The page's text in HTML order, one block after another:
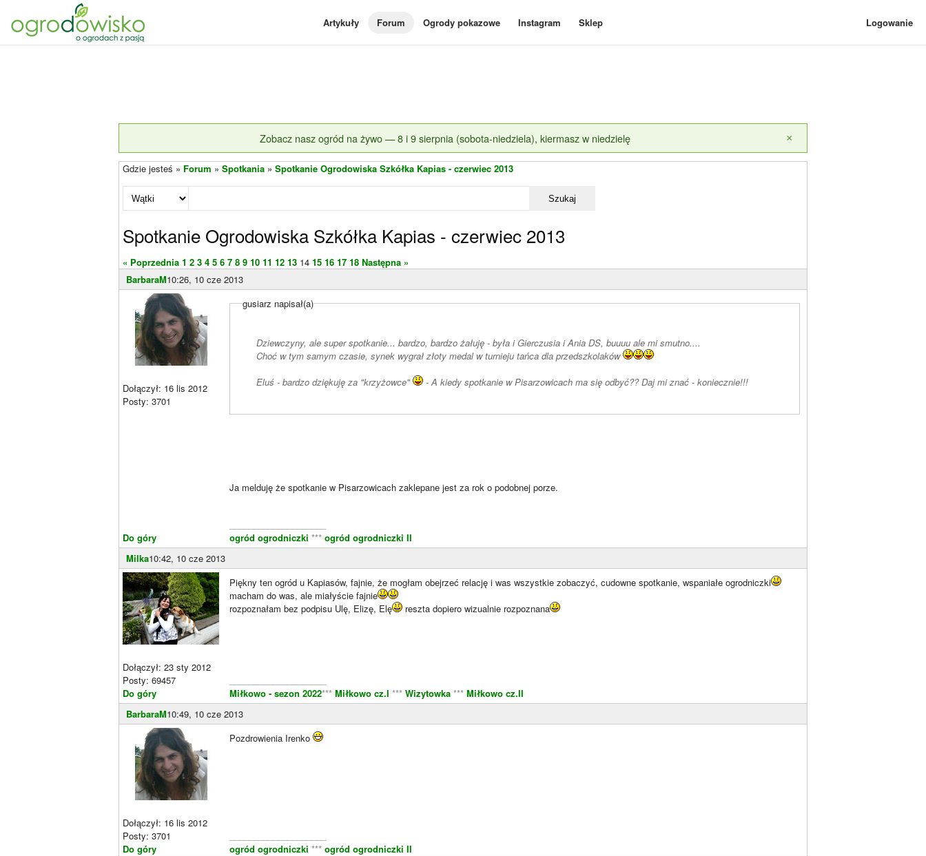
Artykuły Forum Ogrody pokazowe Instagram Sklep Logowanie
Zobacz nasz ogród na żywo — 8 i 9 sierpnia (sobota-niedziela), kiermasz w niedzielę ×
Gdzie jesteś » Forum » Spotkania » Spotkanie Ogrodowiska Szkółka Kapias - czerwiec 2013
Szukaj
Spotkanie Ogrodowiska Szkółka Kapias - czerwiec 2013
« Poprzednia 1 2 3 4 5 6 7 8 9 10 11 12 13 14 15 16 17 18 Następna »
BarbaraM10:26, 10 cze 2013
Dołączył: 16 lis 2012
Posty: 3701
Do góry
gusiarz napisał(a)
Dziewczyny, ale super spotkanie... bardzo, bardzo żałuję - była i Gierczusia i Ania DS, buuuu ale mi smutno....
Choć w tym samym czasie, synek wygrał złoty medal w turnieju tańca dla przedszkolaków
Eluś - bardzo dziękuję za "krzyżowce"
- A kiedy spotkanie w Pisarzowicach ma się odbyć?? Daj mi znać - koniecznie!!!
Ja melduję że spotkanie w Pisarzowicach zaklepane jest za rok o podobnej porze.
ogród ogrodniczki *** ogród ogrodniczki II
Milka10:42, 10 cze 2013
Dołączył: 23 sty 2012
Posty: 69457
Do góry
Piękny ten ogród u Kapiasów, fajnie, że mogłam obejrzeć relację i was wszystkie zobaczyć, cudowne spotkanie, wspaniałe ogrodniczki
macham do was, ale miałyście fajnie
rozpoznałam bez podpisu Ulę, Elizę, Elę
reszta dopiero wizualnie rozpoznana
Miłkowo - sezon 2022*** Miłkowo cz.I *** Wizytowka *** Miłkowo cz.II
BarbaraM10:49, 10 cze 2013
Dołączył: 16 lis 2012
Posty: 3701
Do góry
Pozdrowienia Irenko
ogród ogrodniczki *** ogród ogrodniczki II